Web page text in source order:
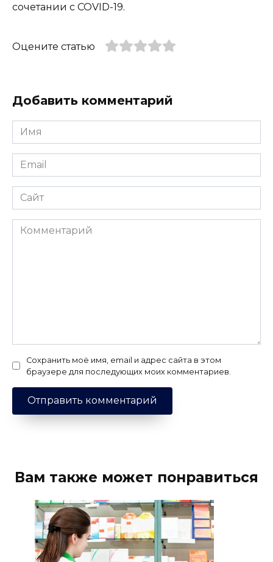
сочетании с COVID-19.
Оцените статью
Добавить комментарий
Имя
*
Email
*
Сайт
Комментарий
Сохранить моё имя, email и адрес сайта в этом
браузере для последующих моих комментариев.
Вам также может понравиться